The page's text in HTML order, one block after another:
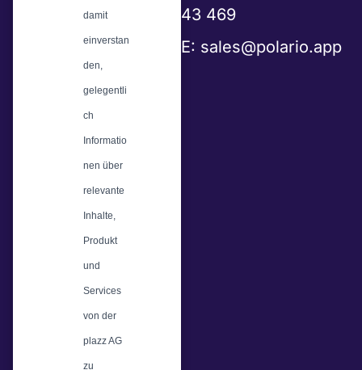
damit
einverstan
den,
gelegentli
ch
Informatio
nen über
relevante
Inhalte,
Produkt
und
Services
von der
plazz AG
zu
43 469
E: sales@polario.app